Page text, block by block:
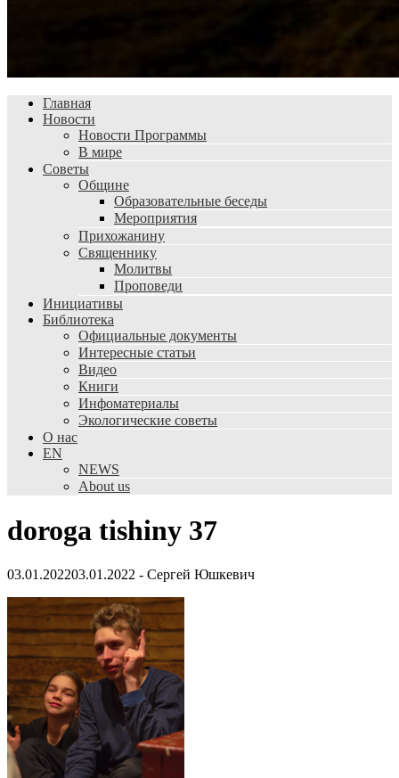
Главная
Новости
Новости Программы
В мире
Советы
Общине
Образовательные беседы
Мероприятия
Прихожанину
Священнику
Молитвы
Проповеди
Инициативы
Библиотека
Официальные документы
Интересные статьи
Видео
Книги
Инфоматериалы
Экологические советы
О нас
EN
NEWS
About us
doroga tishiny 37
03.01.202203.01.2022 - Сергей Юшкевич